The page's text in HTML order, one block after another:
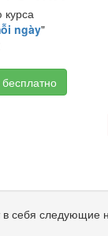
курса
ngày"
в себя следующие